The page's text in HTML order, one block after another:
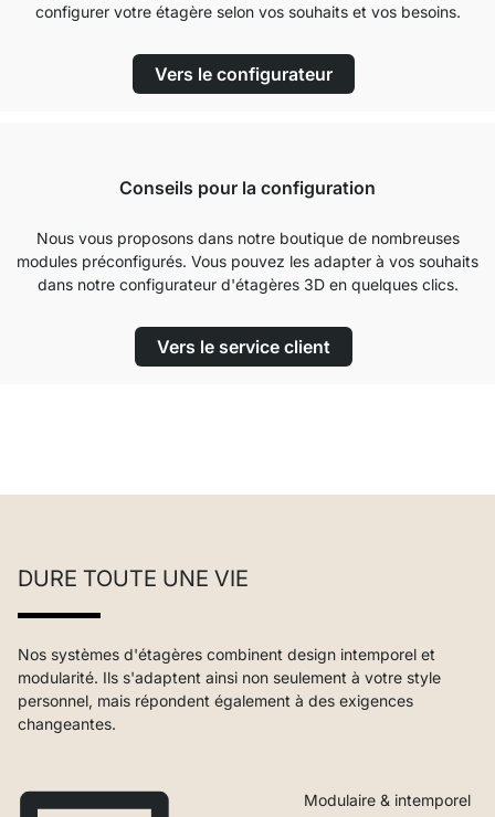
configurer votre étagère selon vos souhaits et vos besoins.
Vers le configurateur
Conseils pour la configuration
Nous vous proposons dans notre boutique de nombreuses
modules préconfigurés. Vous pouvez les adapter à vos souhaits
dans notre configurateur d'étagères 3D en quelques clics.
Vers le service client
DURE TOUTE UNE VIE
Nos systèmes d'étagères combinent design intemporel et
modularité. Ils s'adaptent ainsi non seulement à votre style
personnel, mais répondent également à des exigences
changeantes.
Modulaire & intemporel